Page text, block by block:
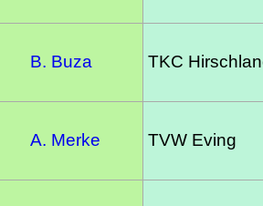
B. Buza TKC
A. Merke TVW Eving